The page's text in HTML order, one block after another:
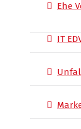
Ehe
IT